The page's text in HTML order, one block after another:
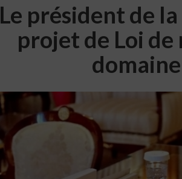
Le président de
projet de Loi